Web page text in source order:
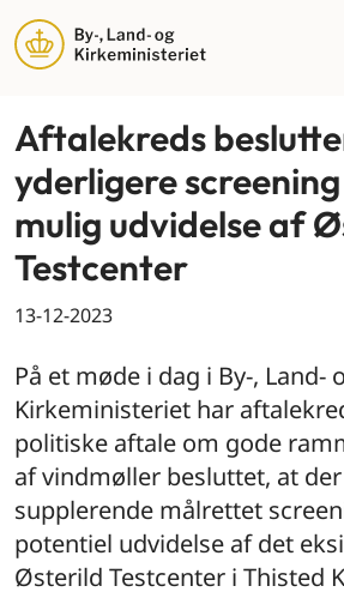
Aftalekreds
yderligere
mulig udvidelse af
Testcenter
13-12-2023
På et møde i dag i By-, Land-
Kirkeministeriet har
politiske aftale om gode
af vindmøller besluttet, at
supplerende målrettet
potentiel udvidelse af det
Østerild Testcenter i Thisted